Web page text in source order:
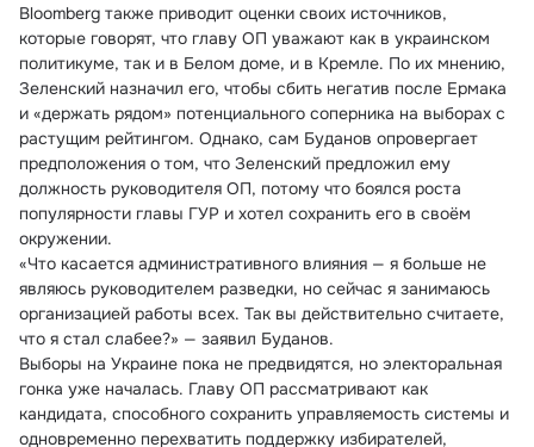
Bloomberg также приводит оценки своих источников,
которые говорят, что главу ОП уважают как в украинском
политикуме, так и в Белом доме, и в Кремле. По их мнению,
Зеленский назначил его, чтобы сбить негатив после Ермака
и «держать рядом» потенциального соперника на выборах с
растущим рейтингом. Однако, сам Буданов опровергает
предположения о том, что Зеленский предложил ему
должность руководителя ОП, потому что боялся роста
популярности главы ГУР и хотел сохранить его в своём
окружении.
«Что касается административного влияния — я больше не
являюсь руководителем разведки, но сейчас я занимаюсь
организацией работы всех. Так вы действительно считаете,
что я стал слабее?» — заявил Буданов.
Выборы на Украине пока не предвидятся, но электоральная
гонка уже началась. Главу ОП рассматривают как
кандидата, способного сохранить управляемость системы и
одновременно перехватить поддержку избирателей,